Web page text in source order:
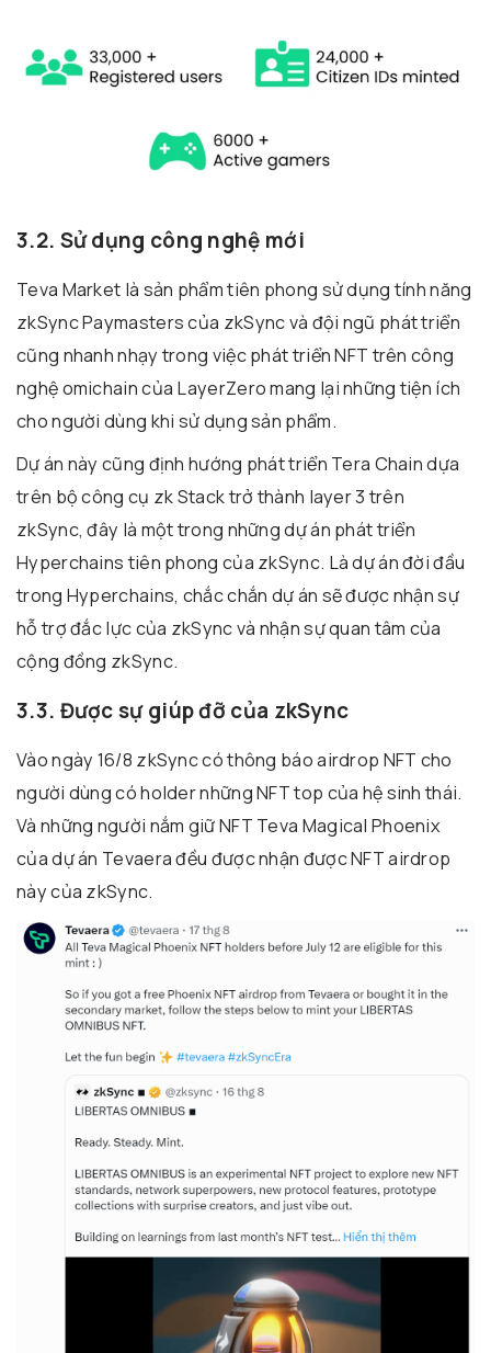
3.2. Sử dụng công nghệ mới
Teva Market là sản phẩm tiên phong sử dụng tính năng
zkSync Paymasters của zkSync và đội ngũ phát triển
cũng nhanh nhạy trong việc phát triển NFT trên công
nghệ omichain của LayerZero mang lại những tiện ích
cho người dùng khi sử dụng sản phẩm.
Dự án này cũng định hướng phát triển Tera Chain dựa
trên bộ công cụ zk Stack trở thành layer 3 trên
zkSync, đây là một trong những dự án phát triển
Hyperchains tiên phong của zkSync. Là dự án đời đầu
trong Hyperchains, chắc chắn dự án sẽ được nhận sự
hỗ trợ đắc lực của zkSync và nhận sự quan tâm của
cộng đồng zkSync.
3.3. Được sự giúp đỡ của zkSync
Vào ngày 16/8 zkSync có thông báo airdrop NFT cho
người dùng có holder những NFT top của hệ sinh thái.
Và những người nắm giữ NFT Teva Magical Phoenix
của dự án Tevaera đều được nhận được NFT airdrop
này của zkSync.